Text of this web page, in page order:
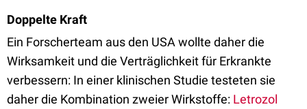
Doppelte Kraft
Ein Forscherteam aus den USA wollte daher die
Wirksamkeit und die Verträglichkeit für Erkrankte
verbessern: In einer klinischen Studie testeten sie
daher die Kombination zweier Wirkstoffe: Letrozol